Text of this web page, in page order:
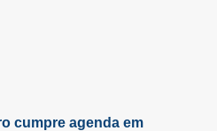
cumpre agenda em